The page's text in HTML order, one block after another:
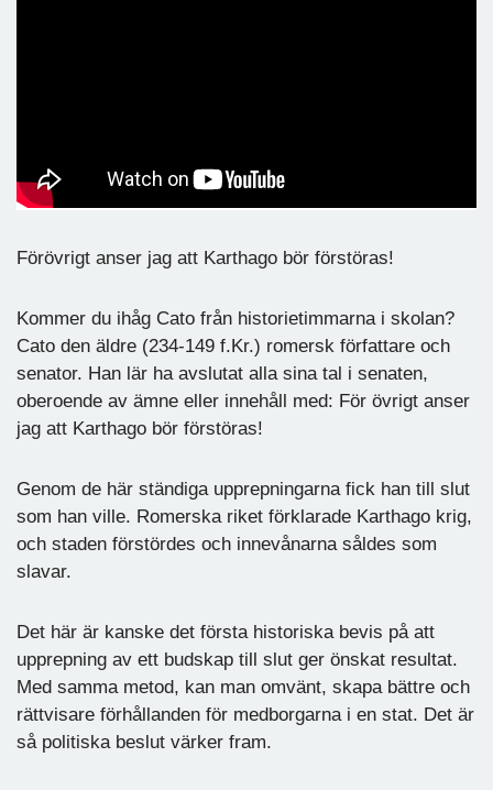
Förövrigt anser jag att Karthago bör förstöras!
Kommer du ihåg Cato från historietimmarna i skolan?
Cato den äldre (234-149 f.Kr.) romersk författare och
senator. Han lär ha avslutat alla sina tal i senaten,
oberoende av ämne eller innehåll med: För övrigt anser
jag att Karthago bör förstöras!
Genom de här ständiga upprepningarna fick han till slut
som han ville. Romerska riket förklarade Karthago krig,
och staden förstördes och innevånarna såldes som
slavar.
Det här är kanske det första historiska bevis på att
upprepning av ett budskap till slut ger önskat resultat.
Med samma metod, kan man omvänt, skapa bättre och
rättvisare förhållanden för medborgarna i en stat. Det är
så politiska beslut värker fram.